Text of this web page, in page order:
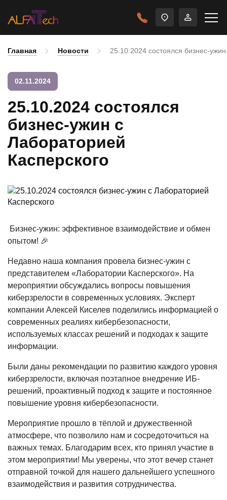
Главная Новости 25.10.2024 состоялся бизнес-
02.11.2024
25.10.2024 состоялся
бизнес-ужин с
Лабораторией
Касперского
Бизнес-ужин: эффективное взаимодействие и обмен
опытом! 🎉
Недавно наша компания провела бизнес-ужин с
представителем «Лаборатории Касперского». На
мероприятии обсуждались вопросы повышения
киберзрелости в современных условиях. Эксперт
компании Алексей Киселев поделились информацией о
современных реалиях кибербезопасности,
используемых классах решений и подходах к защите
информации.
Были даны рекомендации по развитию каждого уровня
киберзрелости, включая поэтапное внедрение ИБ-
решений, проактивный подход к защите и постоянное
повышение уровня кибербезопасности.
Мероприятие прошло в тёплой и дружественной
атмосфере, что позволило нам и сосредоточиться на
важных темах. Благодарим всех, кто принял участие в
этом мероприятии! Мы уверены, что этот вечер станет
отправной точкой для нашего дальнейшего успешного
взаимодействия и развития сотрудничества.